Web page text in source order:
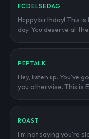
FÖDELSEDAG
Happy birthday! This is
day. You deserve all
PEPTALK
Hey, listen up. You've
you otherwise. This is
ROAST
I'm not saying you're